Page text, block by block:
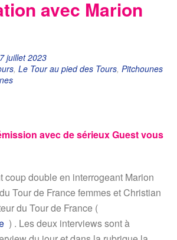
avec Marion
juillet 2023
, Le Tour au pied des Tours, Pitchounes
avec de sérieux Guest vous
coup double en interrogeant Marion
Tour de France femmes et Christian
du Tour de France (
) . Les deux interviews sont à